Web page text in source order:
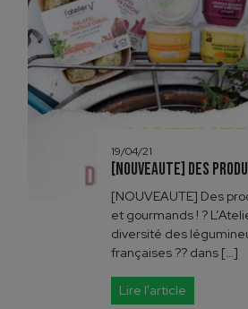
19/04/21
[NOUVEAUTE] Des
[NOUVEAUTE] Des
et gourmands ! ?
diversité des
françaises ?? dans […]
Lire l'article